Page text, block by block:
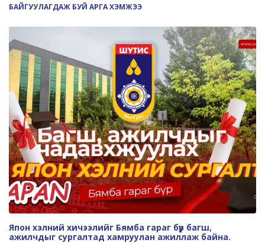
БАЙГУУЛАГДАЖ БУЙ АРГА ХЭМЖЭЭ
Япон хэлний хичээлийг Бямба гараг бүр багш,
ажилчдыг сургалтад хамруулан ажиллаж байна.